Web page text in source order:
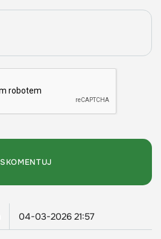
04-03-2026 21:57